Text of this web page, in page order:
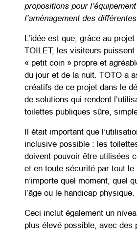
propositions pour
l’aménagement des
L’idée est que, grâce au
TOILET, les visiteurs puissent
« petit coin » propre et
du jour et de la nuit. TOTO a
créatifs de ce projet dans le
de solutions qui rendent
toilettes publiques sûre,
Il était important que
inclusive possible : les
doivent pouvoir être utilisées
et en toute sécurité par tout le
n’importe quel moment, quel
l’âge ou le handicap physique.
Ceci inclut également un
plus élevé possible, avec des